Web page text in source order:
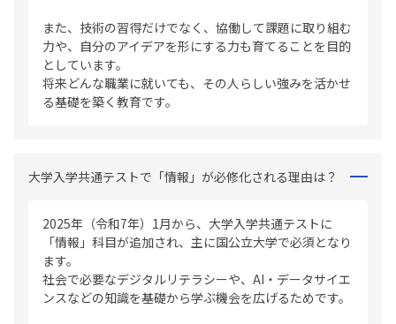
また、技術の習得だけでなく、協働して課題に取り組む
力や、自分のアイデアを形にする力も育てることを目的
としています。
将来どんな職業に就いても、その人らしい強みを活かせ
る基礎を築く教育です。
大学入学共通テストで「情報」が必修化される理由は？
2025年（令和7年）1月から、大学入学共通テストに
「情報」科目が追加され、主に国公立大学で必須となり
ます。
社会で必要なデジタルリテラシーや、AI・データサイエ
ンスなどの知識を基礎から学ぶ機会を広げるためです。